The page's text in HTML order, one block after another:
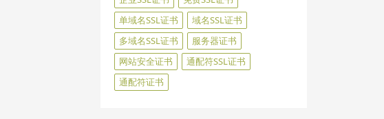
单域名SSL证书
域名SSL证书
多域名SSL证书
服务器证书
网站安全证书
通配符SSL证书
通配符证书